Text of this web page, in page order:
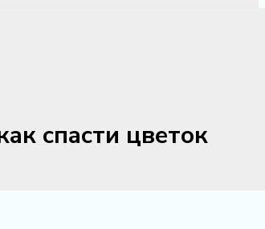
спасти цветок